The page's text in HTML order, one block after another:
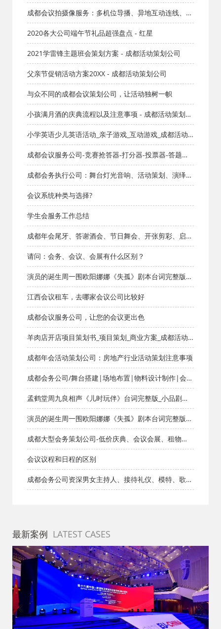
类大型大蓬舞台
成都会议拍摄像服务：多机位导播、异地互动连线、网
络视频直播、推流拉流
2020各大公司端午节礼品超强盘点 - 红星
2021学雷锋主题班会策划方案 - 成都活动策划公司
父亲节促销活动方案20XX - 成都活动策划公司
与众不同的成都会议策划公司，让活动独树一帜
小孩满月酒的庆典流程以及注意事项 - 成都活动策划公
司
小学英语少儿英语活动_亲子游戏_互动游戏_成都活动
公司网_策划网_方案网_文案网_文档网
成都会议服务公司-竞赛抢答器-打分器-投票器-答题器-
评分器-计分屏
成都会务执行公司：舞台灯光音响、活动策划、演绎节
目、桌椅帐篷
会议系统种类与选择?
学生会服务工作总结
成都年会尾牙、答谢酒会、节日舞会、开张剪彩、启动
仪式、揭幕仪式、开闭幕式
请问：会务、会议、会展有什么区别？
演员的诞生周一围欧阳娜娜《失孤》剧本台词完整版_
小品剧本库_知识库_成都活动公司网_策划网_方案网_文
案网_文档网
江西会议租车，去哪家会议公司比较好
成都会议服务公司，让您的会议更出色
羊肉店开店项目策划书_项目策划_商业方案_成都活动
公司网_策划网_方案网_文案网_文档网
成都年会活动策划公司：房地产行业活动策划注意事项
成都会务公司/舞台搭建|场地布置|物料设计制作|会议
会展服务
孟鹤堂周九良相声《儿时玩伴》台词完整版_小品剧本
库_知识库_成都活动公司网_策划网_方案网_文案网_文
档网
演员的诞生周一围欧阳娜娜《失孤》剧本台词完整版_
小品剧本库_知识库_成都活动公司网_策划网_方案网_文
案网_文档网
成都大型会务策划公司-低价庆典、会议会展、租物
料、主持礼仪、展览策划、
会议议程和日程的区别
成都会务公司资深男女主持人、接待礼仪、模特、歌
最新案例 LATEST CASES